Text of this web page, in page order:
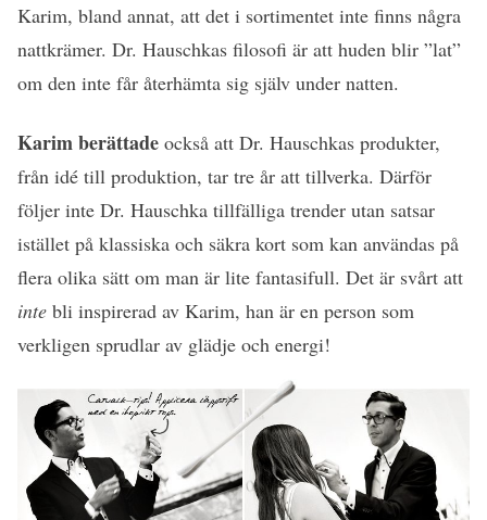
Karim, bland annat, att det i sortimentet inte finns några
nattkrämer. Dr. Hauschkas filosofi är att huden blir ”lat”
om den inte får återhämta sig själv under natten.
Karim berättade också att Dr. Hauschkas produkter,
från idé till produktion, tar tre år att tillverka. Därför
följer inte Dr. Hauschka tillfälliga trender utan satsar
istället på klassiska och säkra kort som kan användas på
flera olika sätt om man är lite fantasifull. Det är svårt att
inte bli inspirerad av Karim, han är en person som
verkligen sprudlar av glädje och energi!